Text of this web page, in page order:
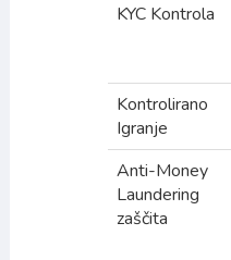
KYC Kontrola
Kontrolirano
Igranje
Anti-Money
Laundering
zaščita